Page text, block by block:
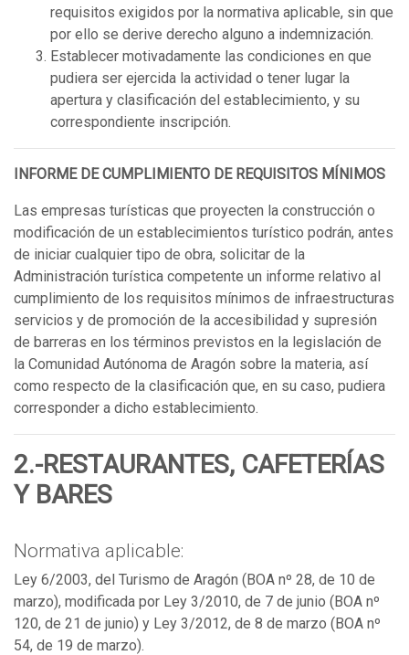
requisitos exigidos por la normativa aplicable, sin que
por ello se derive derecho alguno a indemnización.
Establecer motivadamente las condiciones en que
pudiera ser ejercida la actividad o tener lugar la
apertura y clasificación del establecimiento, y su
correspondiente inscripción.
INFORME DE CUMPLIMIENTO DE REQUISITOS MÍNIMOS
Las empresas turísticas que proyecten la construcción o
modificación de un establecimientos turístico podrán, antes
de iniciar cualquier tipo de obra, solicitar de la
Administración turística competente un informe relativo al
cumplimiento de los requisitos mínimos de infraestructuras
servicios y de promoción de la accesibilidad y supresión
de barreras en los términos previstos en la legislación de
la Comunidad Autónoma de Aragón sobre la materia, así
como respecto de la clasificación que, en su caso, pudiera
corresponder a dicho establecimiento.
2.-RESTAURANTES, CAFETERÍAS
Y BARES
Normativa aplicable:
Ley 6/2003, del Turismo de Aragón (BOA nº 28, de 10 de
marzo), modificada por Ley 3/2010, de 7 de junio (BOA nº
120, de 21 de junio) y Ley 3/2012, de 8 de marzo (BOA nº
54, de 19 de marzo).